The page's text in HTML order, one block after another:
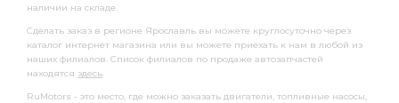
наличии на складе.
Сделать заказ в регионе Ярославль вы можете круглосуточно через
каталог интернет магазина или вы можете приехать к нам в любой из
наших филиалов. Список филиалов по продаже автозапчастей
находятся здесь.
RuMotors - это место, где можно заказать двигатели, топливные насосы,